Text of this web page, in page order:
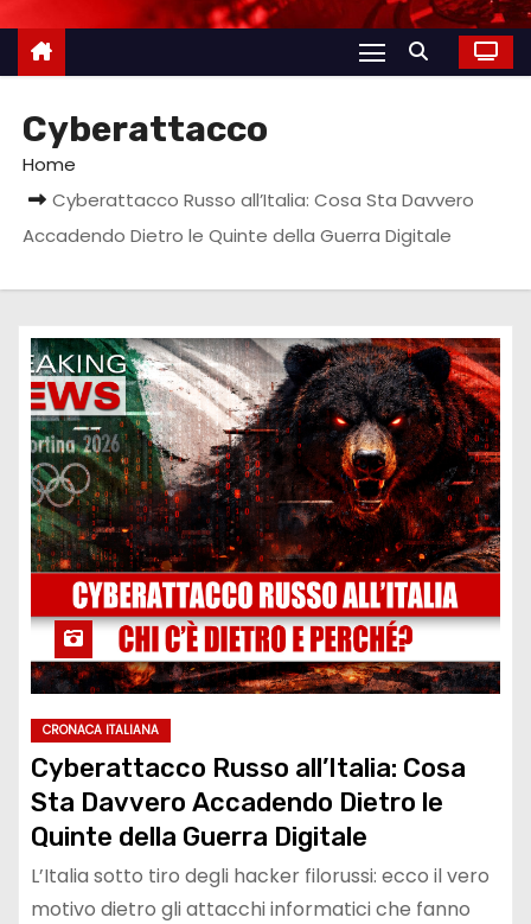
Cyberattacco
Home
Cyberattacco Russo all’Italia: Cosa Sta Davvero
Accadendo Dietro le Quinte della Guerra Digitale
CRONACA ITALIANA
Cyberattacco Russo all’Italia: Cosa
Sta Davvero Accadendo Dietro le
Quinte della Guerra Digitale
L’Italia sotto tiro degli hacker filorussi: ecco il vero
motivo dietro gli attacchi informatici che fanno